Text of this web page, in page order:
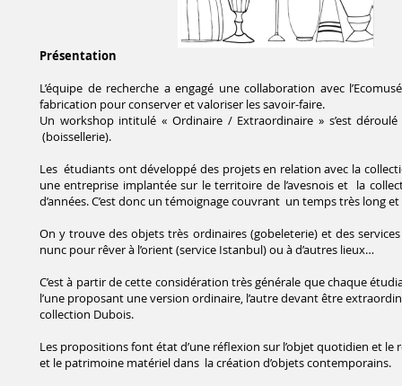
Présentation
L’équipe de recherche a engagé une collaboration avec
fabrication pour conserver et valoriser les savoir-faire.
Un workshop intitulé « Ordinaire / Extraordinaire » s’est
(boissellerie).
Les étudiants ont développé des projets en relation avec la
une entreprise implantée sur le territoire de l’avesnois et la
d’années. C’est donc un témoignage couvrant un temps très long
On y trouve des objets très ordinaires (gobeleterie) et des
nunc pour rêver à l’orient (service Istanbul) ou à d’autres lieux…
C’est à partir de cette considération très générale que chaque
l’une proposant une version ordinaire, l’autre devant être
collection Dubois.
Les propositions font état d’une réflexion sur l’objet quotidien et
et le patrimoine matériel dans la création d’objets contemporains.